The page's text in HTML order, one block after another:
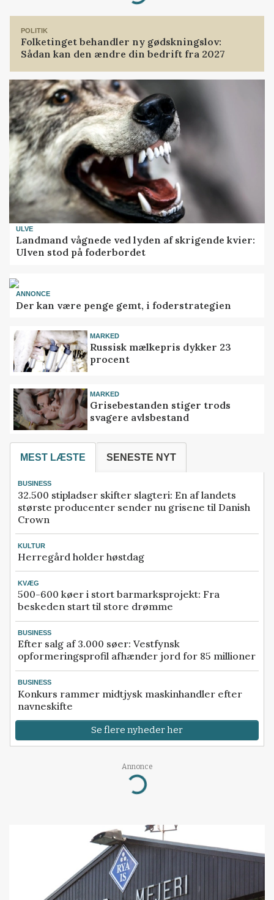
POLITIK
Folketinget behandler ny gødskningslov:
Sådan kan den ændre din bedrift fra 2027
ULVE
Landmand vågnede ved lyden af skrigende kvier:
Ulven stod på foderbordet
ANNONCE
Der kan være penge gemt, i foderstrategien
MARKED
Russisk mælkepris dykker 23
procent
MARKED
Grisebestanden stiger trods
svagere avlsbestand
MEST LÆSTE SENESTE NYT
BUSINESS
32.500 stipladser skifter slagteri: En af landets
største producenter sender nu grisene til Danish
Crown
KULTUR
Herregård holder høstdag
KVÆG
500-600 køer i stort barmarksprojekt: Fra
beskeden start til store drømme
BUSINESS
Efter salg af 3.000 søer: Vestfynsk
opformeringsprofil afhænder jord for 85 millioner
BUSINESS
Konkurs rammer midtjysk maskinhandler efter
navneskifte
Se flere nyheder her
Annonce
Loading...